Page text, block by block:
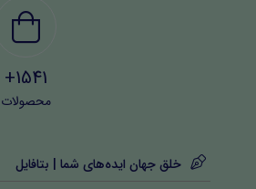
1541+
محصولات
خلق جهان ایده‌های شما | بتافایل